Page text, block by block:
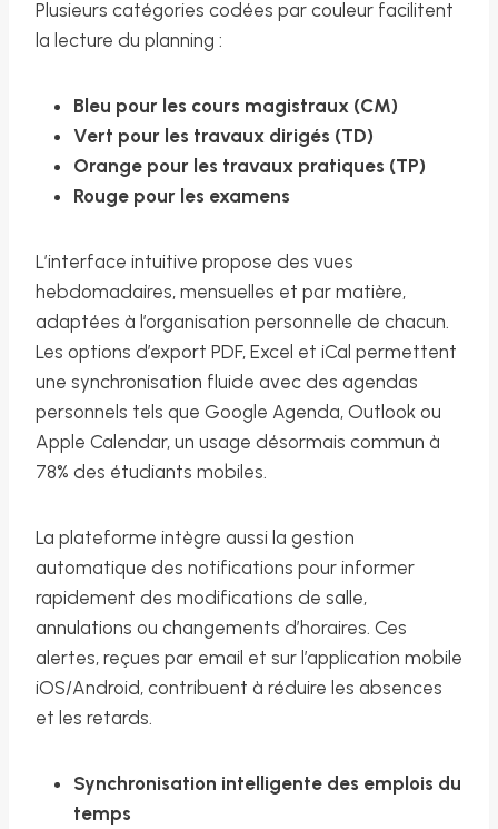
Plusieurs catégories codées par couleur facilitent
la lecture du planning :
Bleu pour les cours magistraux (CM)
Vert pour les travaux dirigés (TD)
Orange pour les travaux pratiques (TP)
Rouge pour les examens
L’interface intuitive propose des vues
hebdomadaires, mensuelles et par matière,
adaptées à l’organisation personnelle de chacun.
Les options d’export PDF, Excel et iCal permettent
une synchronisation fluide avec des agendas
personnels tels que Google Agenda, Outlook ou
Apple Calendar, un usage désormais commun à
78% des étudiants mobiles.
La plateforme intègre aussi la gestion
automatique des notifications pour informer
rapidement des modifications de salle,
annulations ou changements d’horaires. Ces
alertes, reçues par email et sur l’application mobile
iOS/Android, contribuent à réduire les absences
et les retards.
Synchronisation intelligente des emplois du
temps